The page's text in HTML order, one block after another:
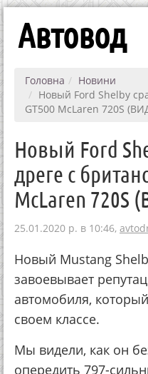
Автовод
Головна
Новини
Новый Ford Shelby
GT500 McLaren 720S
Новый Ford
дреге с
McLaren 720S
25.01.2020 р. в 10:46,
Новый Mustang
завоевывает
автомобиля,
своем классе.
Мы видели, как он
опередить 797-